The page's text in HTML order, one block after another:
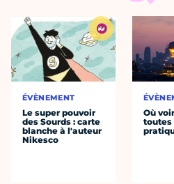
ÉVÈNEMENT
Le super pouvoir
des Sourds : carte
blanche à l'auteur
Nikesco
Où
toutes